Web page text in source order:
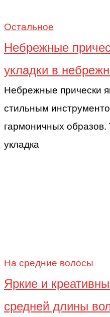
Остальное
Небрежные
укладки в
Небрежные прически
стильным
гармоничных образов.
укладка
На средние волосы
Яркие и
средней длины